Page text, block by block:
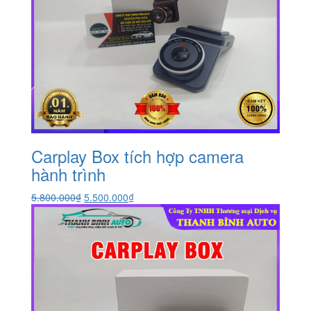
Carplay Box tích hợp camera
hành trình
5.800.000₫ Giá
gốc
là:
5.800.000₫.
5.500.000₫Giá
hiện
tại
là:
5.500.000₫.